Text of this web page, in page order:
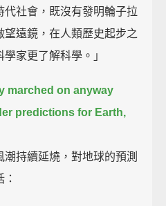
社會，既沒有發明輪子拉
遠鏡，在人類歷史起步之
家更了解科學。」
marched on anyway
predictions for Earth,
持續延燒，對地球的預測